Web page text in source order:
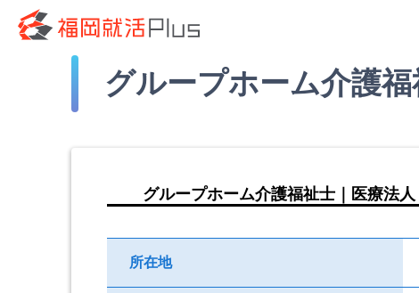
グループホーム介護
グループホーム介護福祉士｜医療法
所在地